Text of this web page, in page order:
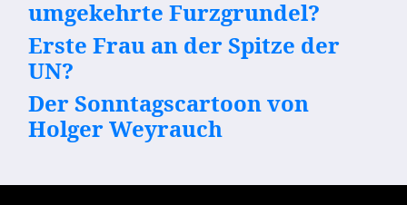
umgekehrte Furzgrundel?
Erste Frau an der Spitze der
UN?
Der Sonntagscartoon von
Holger Weyrauch